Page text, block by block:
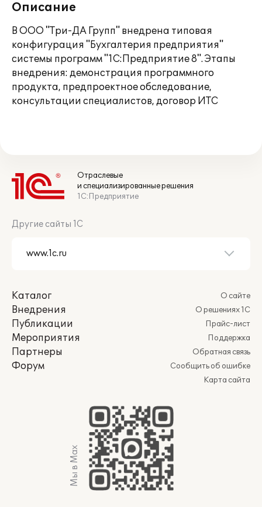
Описание
В ООО "Три-ДА Групп" внедрена типовая
конфигурация "Бухгалтерия предприятия"
системы программ "1С:Предприятие 8". Этапы
внедрения: демонстрация программного
продукта, предпроектное обследование,
консультации специалистов, договор ИТС
Отраслевые
и специализированные решения
1С:Предприятие
Другие сайты 1С
Каталог
Внедрения
Публикации
Мероприятия
Партнеры
Форум
О сайте
О решениях 1С
Прайс-лист
Поддержка
Обратная связь
Сообщить об ошибке
Карта сайта
Мы в Max